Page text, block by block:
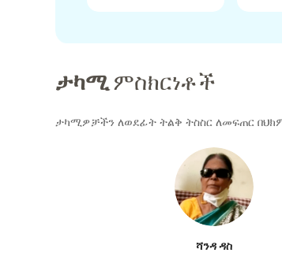
ታካሚምስክርነቶች
ታካሚዎቻችን ለወደፊት ትልቅ ትስስር ለመፍጠር
ሻንዳ ዳስ